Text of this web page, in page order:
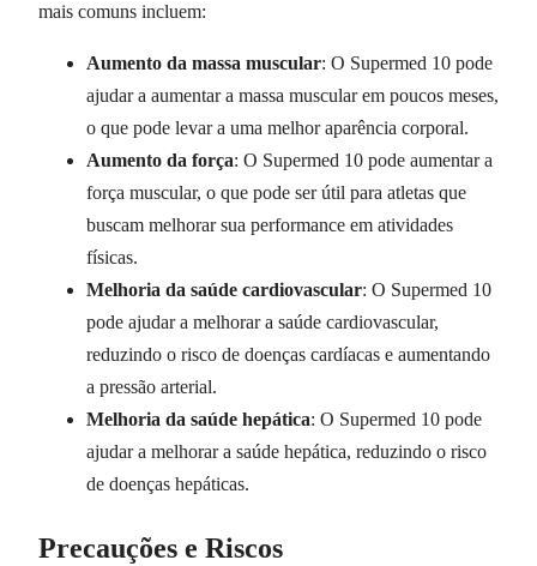
mais comuns incluem:
Aumento da massa muscular: O Supermed 10 pode
ajudar a aumentar a massa muscular em poucos meses,
o que pode levar a uma melhor aparência corporal.
Aumento da força: O Supermed 10 pode aumentar a
força muscular, o que pode ser útil para atletas que
buscam melhorar sua performance em atividades
físicas.
Melhoria da saúde cardiovascular: O Supermed 10
pode ajudar a melhorar a saúde cardiovascular,
reduzindo o risco de doenças cardíacas e aumentando
a pressão arterial.
Melhoria da saúde hepática: O Supermed 10 pode
ajudar a melhorar a saúde hepática, reduzindo o risco
de doenças hepáticas.
Precauções e Riscos